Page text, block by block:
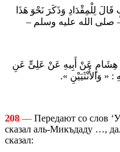
لِلْمِقْدَادِ وَذَكَرَ نَحْوَ هَذَا
صلى الله عليه وسلم –
هِشَامٍ عَنْ أَبِيهِ عَنْ عَلِىٍّ عَنِ
وَالأُنْثَيَيْنِ ».
208 — Передают со слов
сказал аль-Микъдаду …,
сказал: